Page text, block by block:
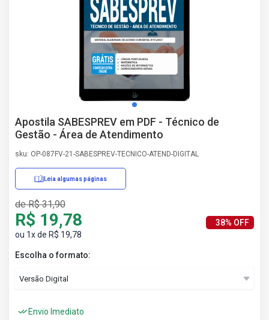
Apostila SABESPREV em PDF - Técnico de
Gestão - Área de Atendimento
sku: OP-087FV-21-SABESPREV-TECNICO-ATEND-DIGITAL
Leia algumas páginas
de R$ 31,90
R$ 19,78
ou 1x de R$ 19,78
38% OFF
Escolha o formato:
Envio Imediato